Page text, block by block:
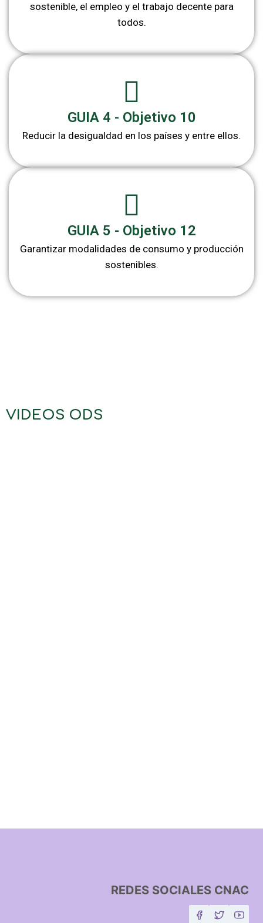
sostenible, el empleo y el trabajo decente para
todos.
GUIA 4 - Objetivo 10
Reducir la desigualdad en los países y entre ellos.
GUIA 5 - Objetivo 12
Garantizar modalidades de consumo y producción
sostenibles.
VIDEOS ODS
REDES SOCIALES CNAC